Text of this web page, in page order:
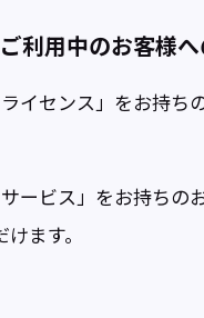
利用中のお客様へ
イセンス」をお持ち
ービス」をお持ちの
ます。